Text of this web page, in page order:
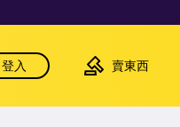
登入 賣東西